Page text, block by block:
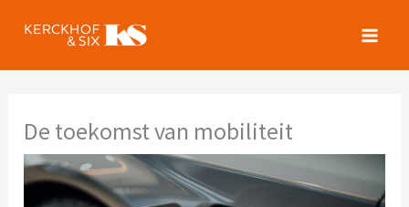
naar
De toekomst van mobiliteit